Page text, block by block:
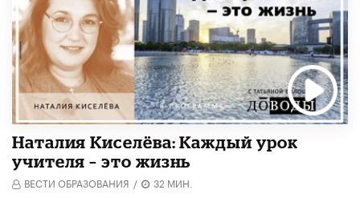
Наталия Киселёва: Каждый урок
учителя – это жизнь
ВЕСТИ ОБРАЗОВАНИЯ / 32 МИН.